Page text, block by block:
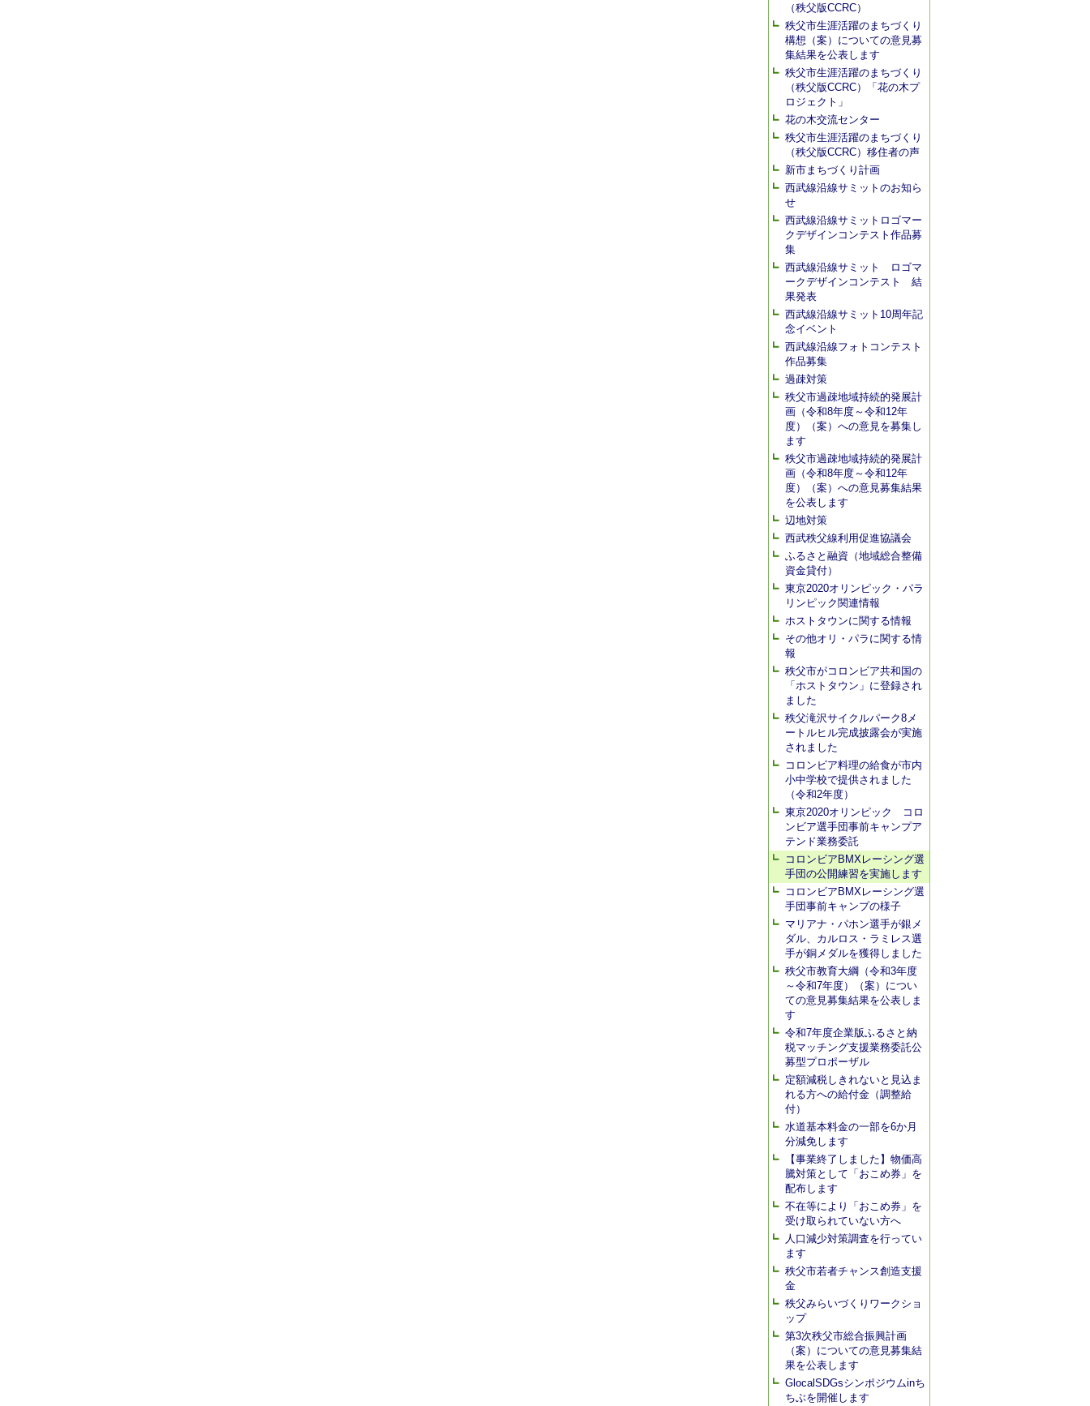
（秩父版CCRC）
秩父市生涯活躍のまちづくり
構想（案）についての意見募
集結果を公表します
秩父市生涯活躍のまちづくり
（秩父版CCRC）「花の木プ
ロジェクト」
花の木交流センター
秩父市生涯活躍のまちづくり
（秩父版CCRC）移住者の声
新市まちづくり計画
西武線沿線サミットのお知ら
せ
西武線沿線サミットロゴマー
クデザインコンテスト作品募
集
西武線沿線サミット ロゴマ
ークデザインコンテスト 結
果発表
西武線沿線サミット10周年記
念イベント
西武線沿線フォトコンテスト
作品募集
過疎対策
秩父市過疎地域持続的発展計
画（令和8年度～令和12年
度）（案）への意見を募集し
ます
秩父市過疎地域持続的発展計
画（令和8年度～令和12年
度）（案）への意見募集結果
を公表します
辺地対策
西武秩父線利用促進協議会
ふるさと融資（地域総合整備
資金貸付）
東京2020オリンピック・パラ
リンピック関連情報
ホストタウンに関する情報
その他オリ・パラに関する情
報
秩父市がコロンビア共和国の
「ホストタウン」に登録され
ました
秩父滝沢サイクルパーク8メ
ートルヒル完成披露会が実施
されました
コロンビア料理の給食が市内
小中学校で提供されました
（令和2年度）
東京2020オリンピック コロ
ンビア選手団事前キャンプア
テンド業務委託
コロンビアBMXレーシング選
手団の公開練習を実施します
コロンビアBMXレーシング選
手団事前キャンプの様子
マリアナ・パホン選手が銀メ
ダル、カルロス・ラミレス選
手が銅メダルを獲得しました
秩父市教育大綱（令和3年度
～令和7年度）（案）につい
ての意見募集結果を公表しま
す
令和7年度企業版ふるさと納
税マッチング支援業務委託公
募型プロポーザル
定額減税しきれないと見込ま
れる方への給付金（調整給
付）
水道基本料金の一部を6か月
分減免します
【事業終了しました】物価高
騰対策として「おこめ券」を
配布します
不在等により「おこめ券」を
受け取られていない方へ
人口減少対策調査を行ってい
ます
秩父市若者チャンス創造支援
金
秩父みらいづくりワークショ
ップ
第3次秩父市総合振興計画
（案）についての意見募集結
果を公表します
GlocalSDGsシンポジウムinち
ちぶを開催します